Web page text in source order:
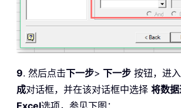
9. 然后点击下一步> 下一步 按钮，进入
成对话框，并在该对话框中选择 将数